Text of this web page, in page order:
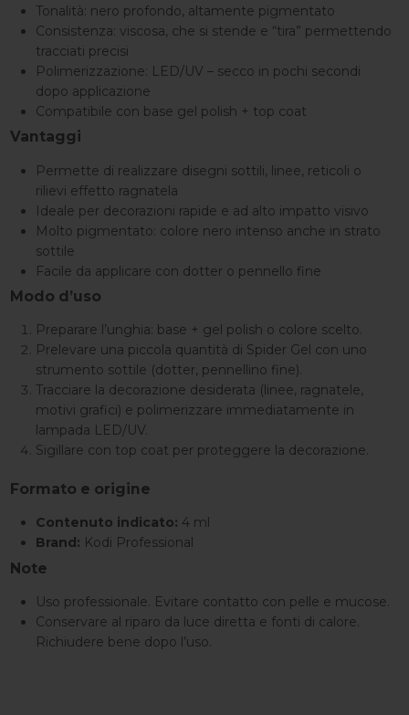
Tonalità: nero profondo, altamente pigmentato
Consistenza: viscosa, che si stende e “tira” permettendo
tracciati precisi
Polimerizzazione: LED/UV – secco in pochi secondi
dopo applicazione
Compatibile con base gel polish + top coat
Vantaggi
Permette di realizzare disegni sottili, linee, reticoli o
rilievi effetto ragnatela
Ideale per decorazioni rapide e ad alto impatto visivo
Molto pigmentato: colore nero intenso anche in strato
sottile
Facile da applicare con dotter o pennello fine
Modo d’uso
Preparare l’unghia: base + gel polish o colore scelto.
Prelevare una piccola quantità di Spider Gel con uno
strumento sottile (dotter, pennellino fine).
Tracciare la decorazione desiderata (linee, ragnatele,
motivi grafici) e polimerizzare immediatamente in
lampada LED/UV.
Sigillare con top coat per proteggere la decorazione.
Formato e origine
Contenuto indicato: 4 ml
Brand: Kodi Professional
Note
Uso professionale. Evitare contatto con pelle e mucose.
Conservare al riparo da luce diretta e fonti di calore.
Richiudere bene dopo l’uso.